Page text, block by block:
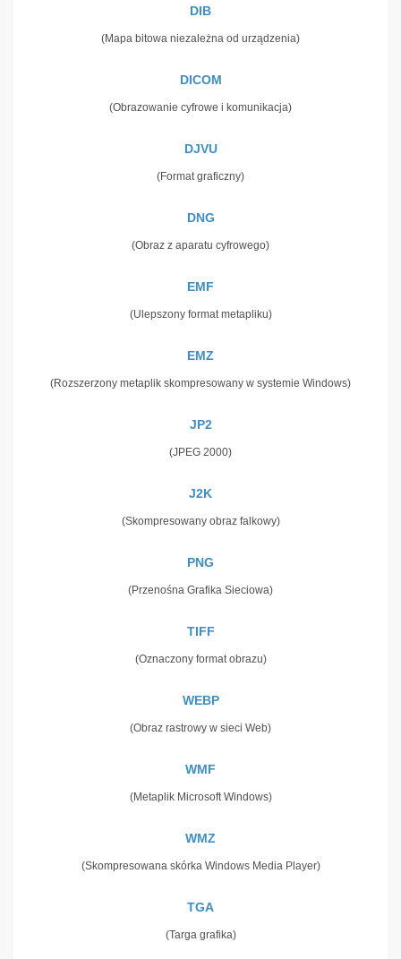
DIB
(Mapa bitowa niezależna od urządzenia)
DICOM
(Obrazowanie cyfrowe i komunikacja)
DJVU
(Format graficzny)
DNG
(Obraz z aparatu cyfrowego)
EMF
(Ulepszony format metapliku)
EMZ
(Rozszerzony metaplik skompresowany w systemie Windows)
JP2
(JPEG 2000)
J2K
(Skompresowany obraz falkowy)
PNG
(Przenośna Grafika Sieciowa)
TIFF
(Oznaczony format obrazu)
WEBP
(Obraz rastrowy w sieci Web)
WMF
(Metaplik Microsoft Windows)
WMZ
(Skompresowana skórka Windows Media Player)
TGA
(Targa grafika)